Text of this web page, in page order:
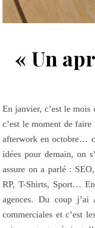
« Un
En janvier, c’est le
c’est le moment de
afterwork en octobre…
idées pour demain, on
assure on a parlé :
RP, T-Shirts, Sport…
agences. Du coup
commerciales et c’est